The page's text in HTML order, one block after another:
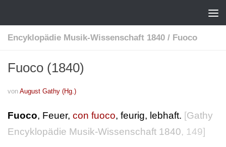
Encyklopädie Musik-Wissenschaft 1840 / Fuoco
Fuoco (1840)
von August Gathy (Hg.)
Fuoco, Feuer, con fuoco, feurig, lebhaft. [Gathy
Encyklopädie Musik-Wissenschaft 1840, 149]